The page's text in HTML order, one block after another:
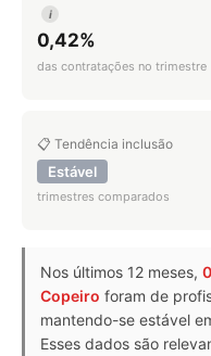
i
0,42%
das contratações no trimestre
📋 Tendência inclusão
Estável
trimestres comparados
Nos últimos 12 meses,
Copeiro foram de
mantendo-se estável
Esses dados são